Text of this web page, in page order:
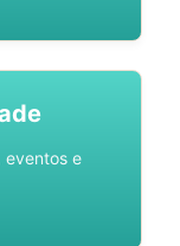
eventos e